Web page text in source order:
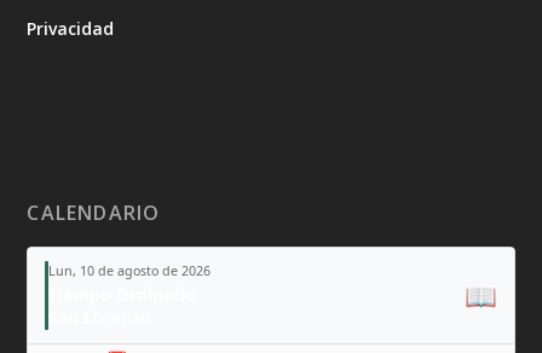
Privacidad
CALENDARIO
Lun, 10 de agosto de 2026
📖